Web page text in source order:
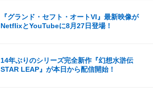
『グランド・セフト・オートVI』最新映像が
NetflixとYouTubeに8月27日登場！
14年ぶりのシリーズ完全新作『幻想水滸伝
STAR LEAP』が本日から配信開始！